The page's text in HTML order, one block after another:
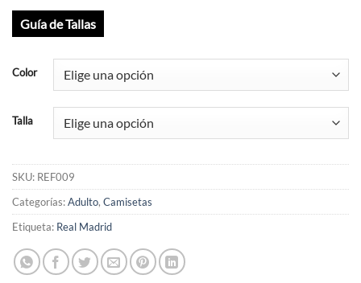
Guía de Tallas
Color
Talla
SKU: REF009
Categorías:Adulto, Camisetas
Etiqueta: Real Madrid